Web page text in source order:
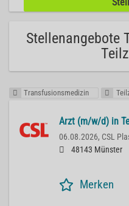
Stellenangebote
Transfusionsmedizin
Arzt (m/w/d) in
06.08.2026, CSL
48143 Münster
Merken